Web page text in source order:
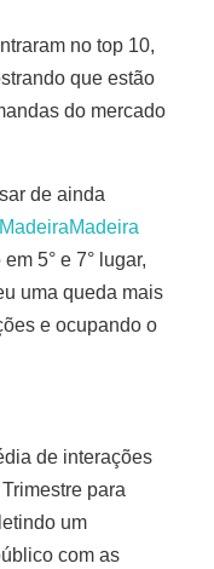
no top 10,
que estão
do mercado
de ainda
MadeiraMadeira
5° e 7° lugar,
uma queda mais
e ocupando o
de interações
para
um
com as